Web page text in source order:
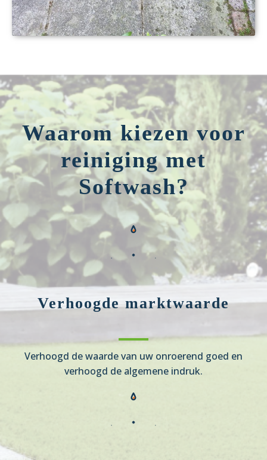
Waarom kiezen voor
reiniging met
Softwash?
Verhoogde marktwaarde
Verhoogd de waarde van uw onroerend goed en
verhoogd de algemene indruk.